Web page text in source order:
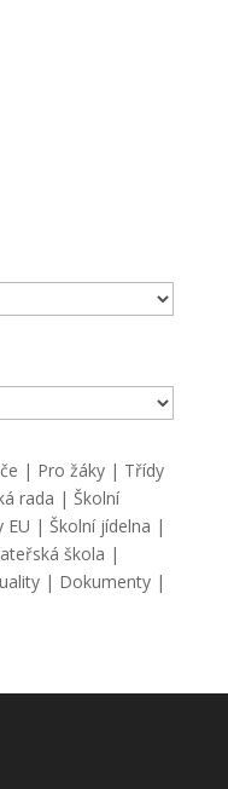
| Pro žáky| Třídy
rada | Školní
EU | Školní jídelna |
škola |
| Dokumenty|